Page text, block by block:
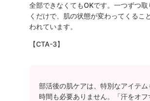
全部できなくてもOKです。一つずつ
くだけで、肌の状態が変わってくるこ
われています。
【CTA-3】
部活後の肌ケアは、特別なアイテム
時間も必要ありません。「汗をオ